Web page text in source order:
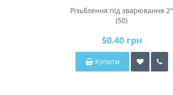
Різьблення під зварювання 2"
(50)
50.40 грн
Купити